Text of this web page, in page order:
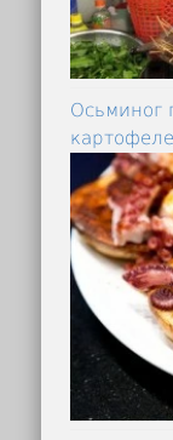
Осьминог